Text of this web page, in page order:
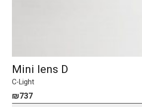
Mini lens D
C-Light
₪737